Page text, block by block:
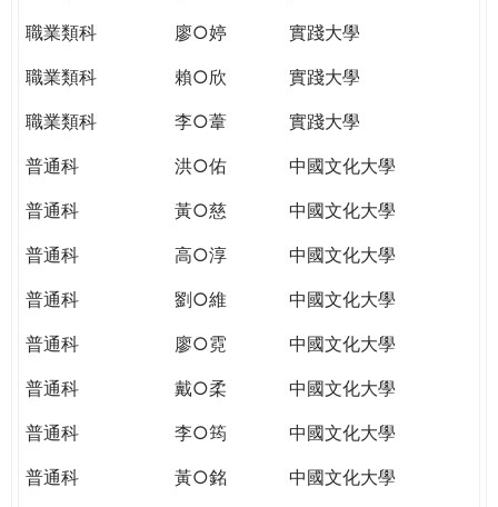
職業類科
廖○婷
實踐大學
職業類科
賴○欣
實踐大學
職業類科
李○葦
實踐大學
普通科
洪○佑
中國文化大學
普通科
黃○慈
中國文化大學
普通科
高○淳
中國文化大學
普通科
劉○維
中國文化大學
普通科
廖○霓
中國文化大學
普通科
戴○柔
中國文化大學
普通科
李○筠
中國文化大學
普通科
黃○銘
中國文化大學